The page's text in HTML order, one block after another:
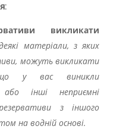
викликати
матеріали, з яких
можуть викликати
у вас виникли
або інші неприємні
з іншого
на водній основі.